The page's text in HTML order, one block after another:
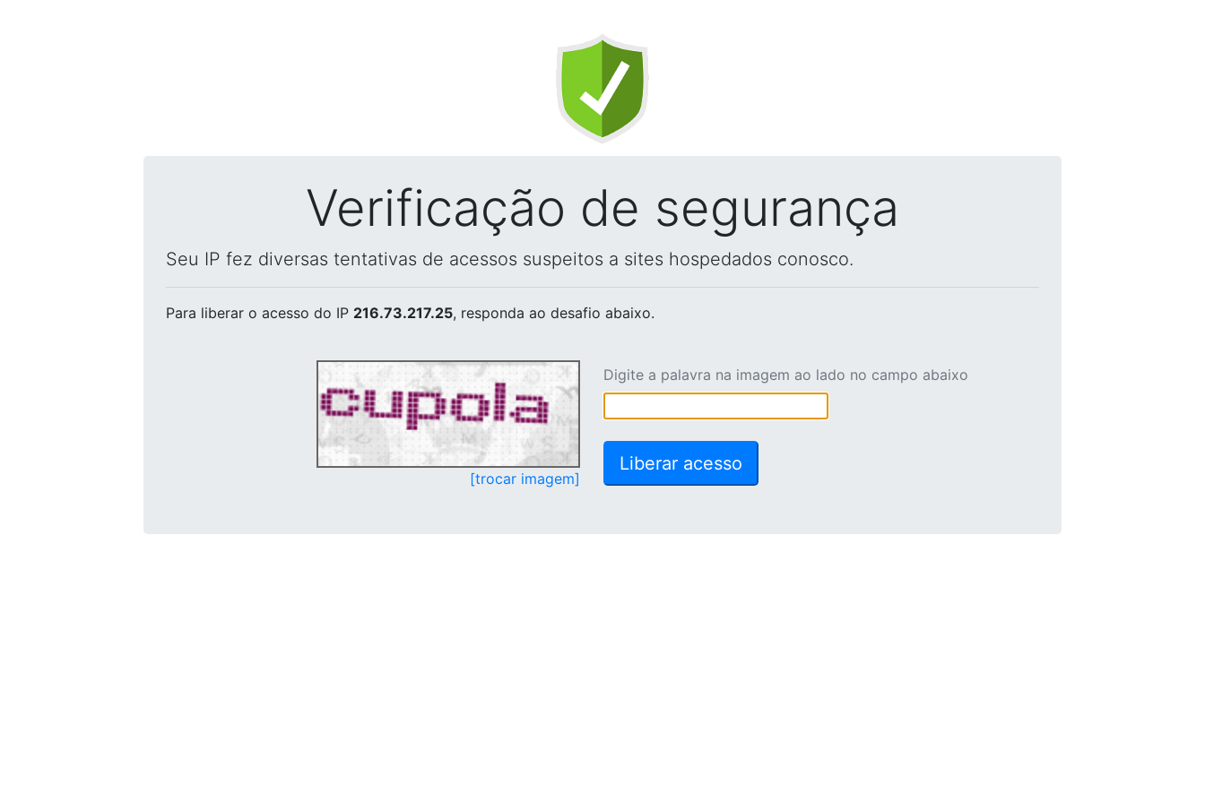
Verificação de segurança
Seu IP fez diversas tentativas de acessos suspeitos a sites hospedados conosco.
Para liberar o acesso do IP 216.73.217.25, responda ao desafio abaixo.
[trocar imagem]
Digite a palavra na imagem ao lado no campo abaixo